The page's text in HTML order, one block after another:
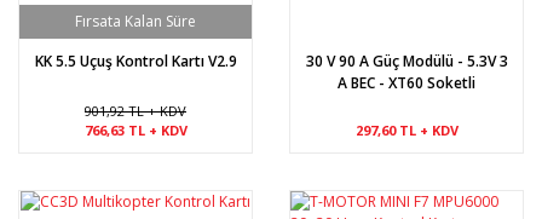
KK 5.5 Uçuş Kontrol Kartı V2.9
901,92 TL + KDV
766,63 TL + KDV
30 V 90 A Güç Modülü - 5.3V 3
A BEC - XT60 Soketli
297,60 TL + KDV